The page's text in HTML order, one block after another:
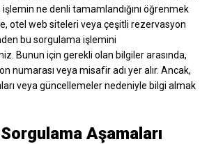
işlemin ne denli tamamlandığını öğrenmek
otel web siteleri veya çeşitli rezervasyon
bu sorgulama işlemini
Bunun için gerekli olan bilgiler arasında,
numarası veya misafir adı yer alır. Ancak,
veya güncellemeler nedeniyle bilgi almak
Aşamaları